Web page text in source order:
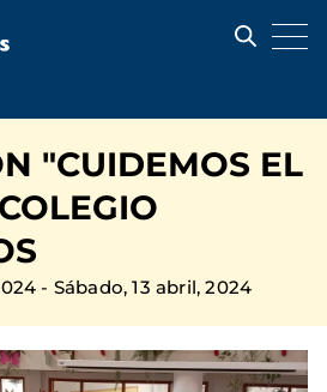
"CUIDEMOS EL
- Sábado, 13 abril, 2024